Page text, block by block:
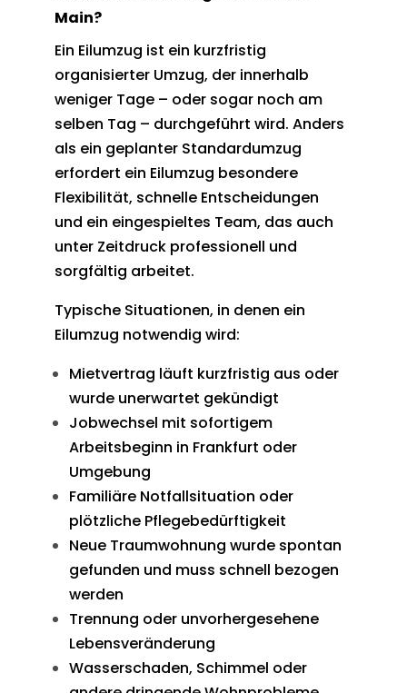
Main?
Ein Eilumzug ist ein kurzfristig
organisierter Umzug, der innerhalb
weniger Tage – oder sogar noch am
selben Tag – durchgeführt wird. Anders
als ein geplanter Standardumzug
erfordert ein Eilumzug besondere
Flexibilität, schnelle Entscheidungen
und ein eingespieltes Team, das auch
unter Zeitdruck professionell und
sorgfältig arbeitet.
Typische Situationen, in denen ein
Eilumzug notwendig wird:
Mietvertrag läuft kurzfristig aus oder
wurde unerwartet gekündigt
Jobwechsel mit sofortigem
Arbeitsbeginn in Frankfurt oder
Umgebung
Familiäre Notfallsituation oder
plötzliche Pflegebedürftigkeit
Neue Traumwohnung wurde spontan
gefunden und muss schnell bezogen
werden
Trennung oder unvorhergesehene
Lebensveränderung
Wasserschaden, Schimmel oder